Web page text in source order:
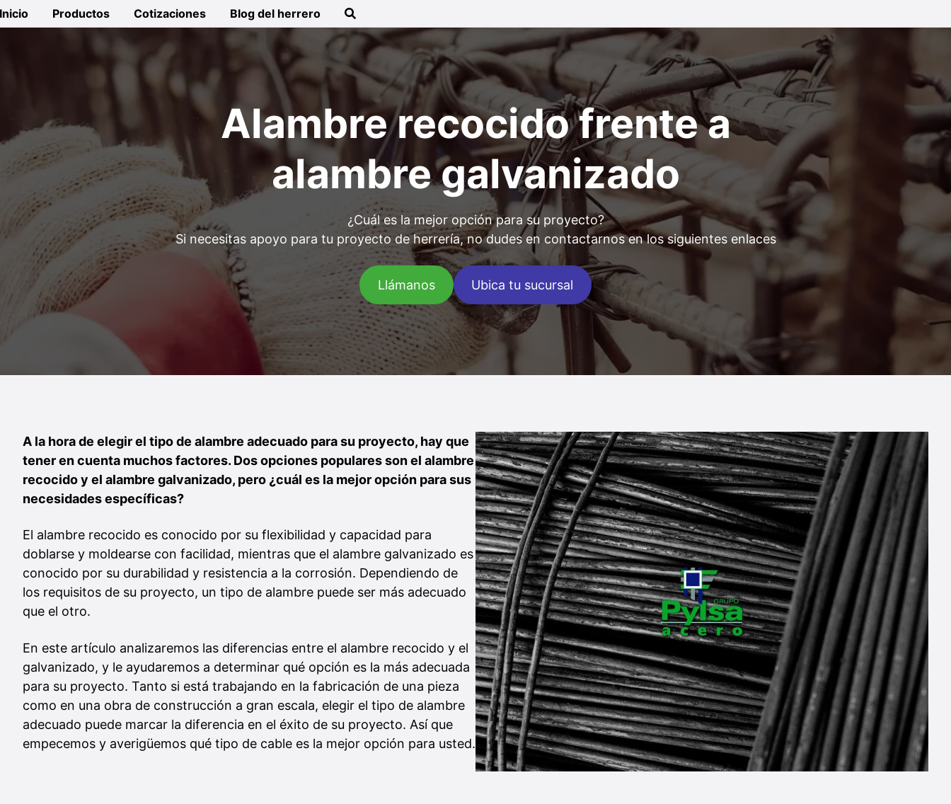
Saltar
al
Inicio Productos Cotizaciones Blog del herrero
Alambre recocido frente a
alambre galvanizado
¿Cuál es la mejor opción para su proyecto?
Si necesitas apoyo para tu proyecto de herrería, no dudes en contactarnos en los siguientes enlaces
Llámanos Ubica tu sucursal
A la hora de elegir el tipo de alambre adecuado para su proyecto, hay que
tener en cuenta muchos factores. Dos opciones populares son el alambre
recocido y el alambre galvanizado, pero ¿cuál es la mejor opción para sus
necesidades específicas?
El alambre recocido es conocido por su flexibilidad y capacidad para
doblarse y moldearse con facilidad, mientras que el alambre galvanizado es
conocido por su durabilidad y resistencia a la corrosión. Dependiendo de
los requisitos de su proyecto, un tipo de alambre puede ser más adecuado
que el otro.
En este artículo analizaremos las diferencias entre el alambre recocido y el
galvanizado, y le ayudaremos a determinar qué opción es la más adecuada
para su proyecto. Tanto si está trabajando en la fabricación de una pieza
como en una obra de construcción a gran escala, elegir el tipo de alambre
adecuado puede marcar la diferencia en el éxito de su proyecto. Así que
empecemos y averigüemos qué tipo de cable es la mejor opción para usted.